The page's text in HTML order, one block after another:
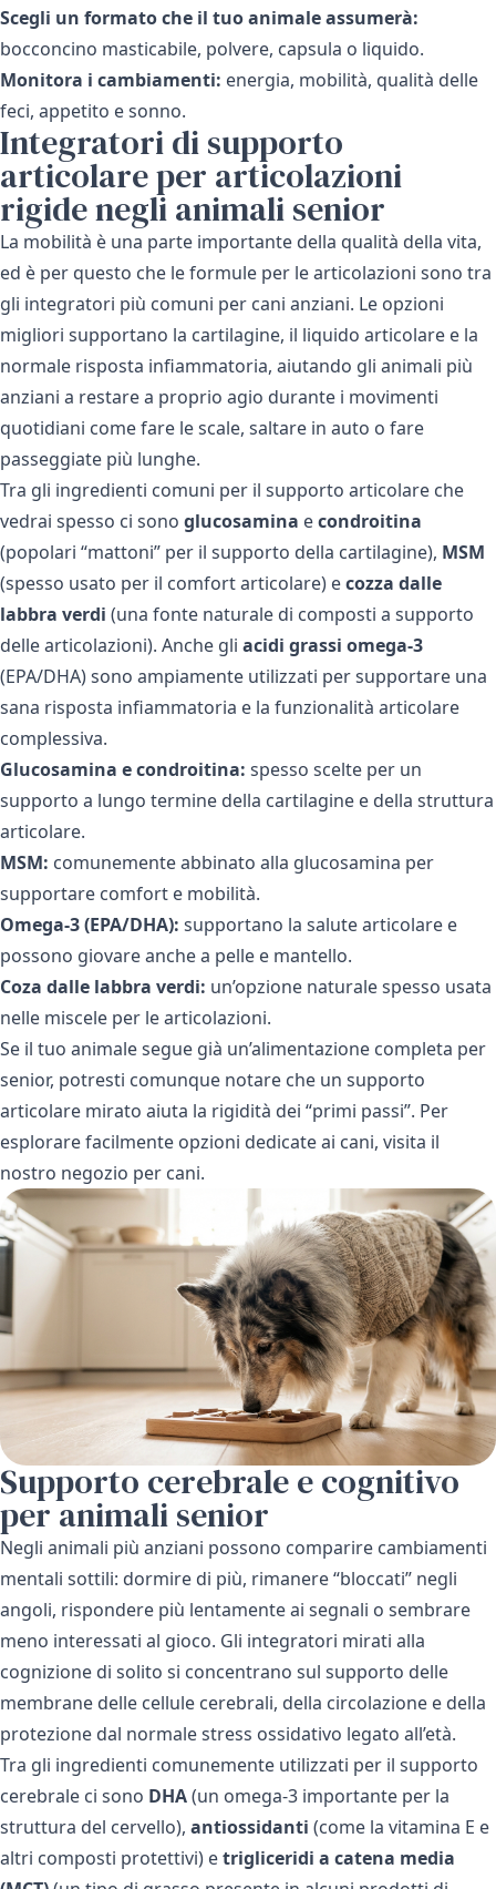
Scegli un formato che il tuo animale assumerà:
bocconcino masticabile, polvere, capsula o liquido.
Monitora i cambiamenti: energia, mobilità, qualità delle
feci, appetito e sonno.
Integratori di supporto
articolare per articolazioni
rigide negli animali senior
La mobilità è una parte importante della qualità della vita,
ed è per questo che le formule per le articolazioni sono tra
gli integratori più comuni per cani anziani. Le opzioni
migliori supportano la cartilagine, il liquido articolare e la
normale risposta infiammatoria, aiutando gli animali più
anziani a restare a proprio agio durante i movimenti
quotidiani come fare le scale, saltare in auto o fare
passeggiate più lunghe.
Tra gli ingredienti comuni per il supporto articolare che
vedrai spesso ci sono glucosamina econdroitina
(popolari “mattoni” per il supporto della cartilagine), MSM
(spesso usato per il comfort articolare) ecozza dalle
labbra verdi (una fonte naturale di composti a supporto
delle articolazioni). Anche gli acidi grassi omega-3
(EPA/DHA) sono ampiamente utilizzati per supportare una
sana risposta infiammatoria e la funzionalità articolare
complessiva.
Glucosamina e condroitina: spesso scelte per un
supporto a lungo termine della cartilagine e della struttura
articolare.
MSM: comunemente abbinato alla glucosamina per
supportare comfort e mobilità.
Omega-3 (EPA/DHA): supportano la salute articolare e
possono giovare anche a pelle e mantello.
Coza dalle labbra verdi: un’opzione naturale spesso usata
nelle miscele per le articolazioni.
Se il tuo animale segue già un’alimentazione completa per
senior, potresti comunque notare che un supporto
articolare mirato aiuta la rigidità dei “primi passi”. Per
esplorare facilmente opzioni dedicate ai cani, visita il
nostro negozio per cani.
Supporto cerebrale e cognitivo
per animali senior
Negli animali più anziani possono comparire cambiamenti
mentali sottili: dormire di più, rimanere “bloccati” negli
angoli, rispondere più lentamente ai segnali o sembrare
meno interessati al gioco. Gli integratori mirati alla
cognizione di solito si concentrano sul supporto delle
membrane delle cellule cerebrali, della circolazione e della
protezione dal normale stress ossidativo legato all’età.
Tra gli ingredienti comunemente utilizzati per il supporto
cerebrale ci sono DHA(un omega-3 importante per la
struttura del cervello), antiossidanti (come la vitamina E e
altri composti protettivi) etrigliceridi a catena media